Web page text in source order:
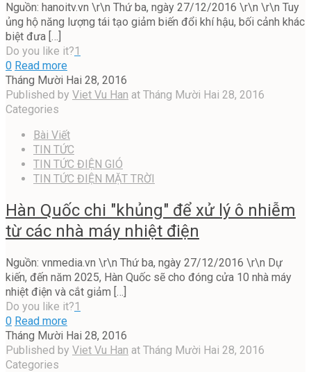
Nguồn: hanoitv.vn \r\n Thứ ba, ngày 27/12/2016 \r\n \r\n Tuy
ủng hộ năng lượng tái tạo giảm biến đổi khí hậu, bối cảnh khác
biệt đưa […]
Do you like it?1
0 Read more
Tháng Mười Hai 28, 2016
Published by Viet Vu Han at Tháng Mười Hai 28, 2016
Categories
Bài Viết
TIN TỨC
TIN TỨC ĐIỆN GIÓ
TIN TỨC ĐIỆN MẶT TRỜI
Hàn Quốc chi "khủng" để xử lý ô nhiễm
từ các nhà máy nhiệt điện
Nguồn: vnmedia.vn \r\n Thứ ba, ngày 27/12/2016 \r\n Dự
kiến, đến năm 2025, Hàn Quốc sẽ cho đóng cửa 10 nhà máy
nhiệt điện và cắt giảm […]
Do you like it?1
0 Read more
Tháng Mười Hai 28, 2016
Published by Viet Vu Han at Tháng Mười Hai 28, 2016
Categories